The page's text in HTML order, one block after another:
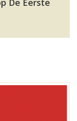
De Eerste